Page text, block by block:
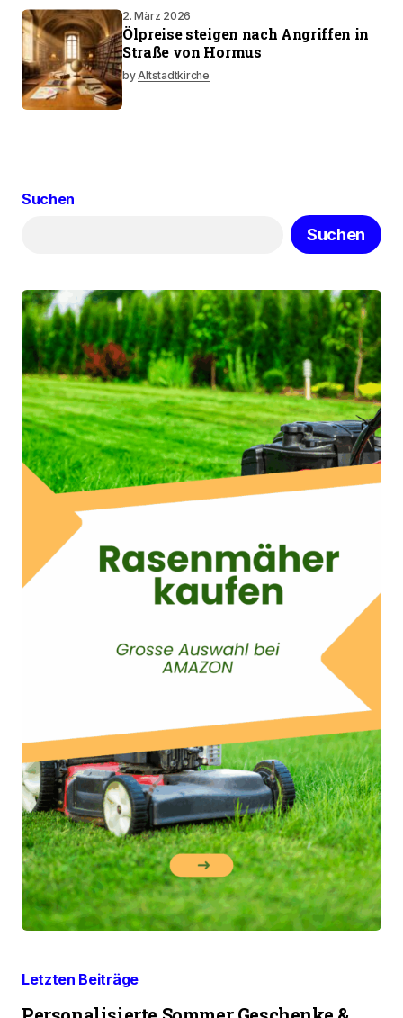
2. März 2026
Ölpreise steigen nach Angriffen in
Straße von Hormus
byAltstadtkirche
Suchen
Suchen
Letzten Beiträge